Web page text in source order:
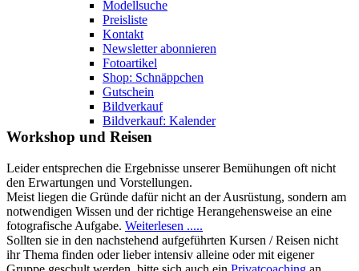
Modellsuche
Preisliste
Kontakt
Newsletter abonnieren
Fotoartikel
Shop: Schnäppchen
Gutschein
Bildverkauf
Bildverkauf: Kalender
Workshop und Reisen
Leider entsprechen die Ergebnisse unserer Bemühungen oft nicht
den Erwartungen und Vorstellungen.
Meist liegen die Gründe dafür nicht an der Ausrüstung, sondern am
notwendigen Wissen und der richtige Herangehensweise an eine
fotografische Aufgabe. Weiterlesen .....
Sollten sie in den nachstehend aufgeführten Kursen / Reisen nicht
ihr Thema finden oder lieber intensiv alleine oder mit eigener